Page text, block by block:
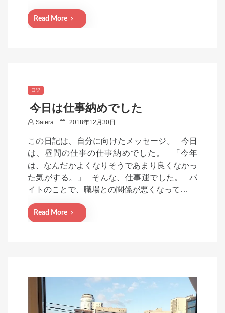
Read More
日記
今日は仕事納めでした
Satera
P
s
e
d
o
2018年12月30日
この日記は、自分に向けたメッセージ。 今日
は、昼間の仕事の仕事納めでした。 「今年
は、なんだかよくなりそうであまり良くなかっ
た気がする。」 そんな、仕事運でした。 バ
イトのことで、職場との関係が悪くなって…
Read More